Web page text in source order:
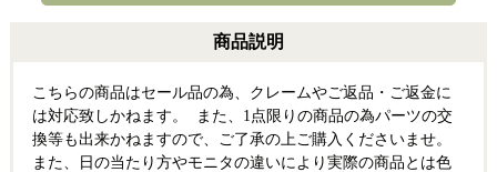
商品説明
こちらの商品はセール品の為、クレームやご返品・ご返金に
は対応致しかねます。 また、1点限りの商品の為パーツの交
換等も出来かねますので、ご了承の上ご購入くださいませ。
また、日の当たり方やモニタの違いにより実際の商品とは色